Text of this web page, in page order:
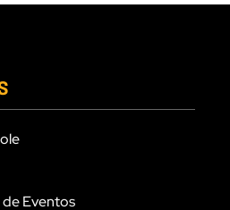
Eventos